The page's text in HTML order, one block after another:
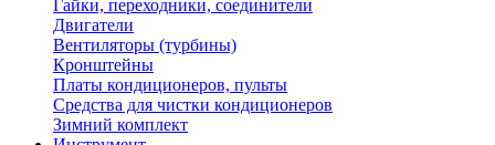
Гайки, переходники, соединители
Двигатели
Вентиляторы (турбины)
Кронштейны
Платы кондиционеров, пульты
Средства для чистки кондиционеров
Зимний комплект